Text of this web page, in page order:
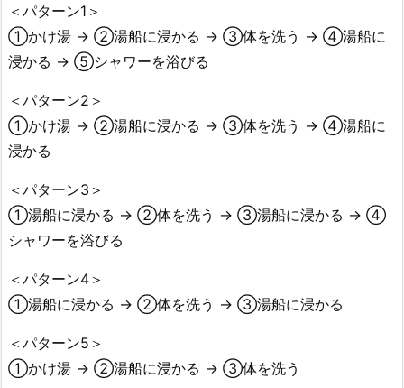
＜パターン1＞
①かけ湯 → ②湯船に浸かる → ③体を洗う → ④湯船に
浸かる → ⑤シャワーを浴びる
＜パターン2＞
①かけ湯 → ②湯船に浸かる → ③体を洗う → ④湯船に
浸かる
＜パターン3＞
①湯船に浸かる → ②体を洗う → ③湯船に浸かる → ④
シャワーを浴びる
＜パターン4＞
①湯船に浸かる → ②体を洗う → ③湯船に浸かる
＜パターン5＞
①かけ湯 → ②湯船に浸かる → ③体を洗う